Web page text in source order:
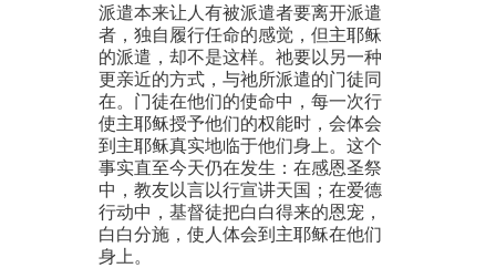
派遣本来让人有被派遣者要离开派遣
者，独自履行任命的感觉，但主耶稣
的派遣，却不是这样。祂要以另一种
更亲近的方式，与祂所派遣的门徒同
在。门徒在他们的使命中，每一次行
使主耶稣授予他们的权能时，会体会
到主耶稣真实地临于他们身上。这个
事实直至今天仍在发生：在感恩圣祭
中，教友以言以行宣讲天国；在爱德
行动中，基督徒把白白得来的恩宠，
白白分施，使人体会到主耶稣在他们
身上。